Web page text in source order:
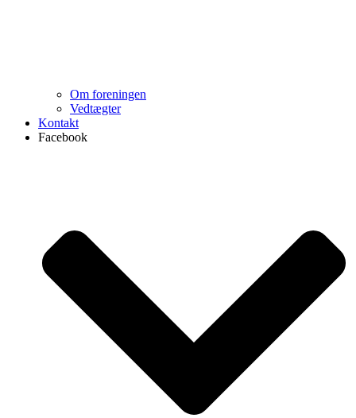
Om foreningen
Vedtægter
Kontakt
Facebook